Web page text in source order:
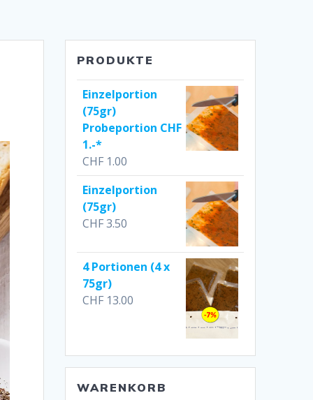
PRODUKTE
Einzelportion
(75gr)
Probeportion CHF
1.-*
CHF 1.00
Einzelportion
(75gr)
CHF3.50
4 Portionen (4 x
75gr)
CHF 13.00
WARENKORB